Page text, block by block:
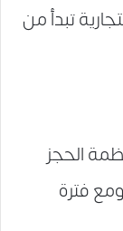
تبدأ من
الحجز
فترة